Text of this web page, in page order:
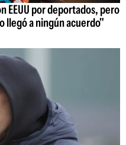
EEUU por deportados, pero
llegó a ningún acuerdo"